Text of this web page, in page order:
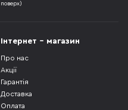
поверх)
Інтернет - магазин
Про нас
Акції
Гарантія
Доставка
Оплата